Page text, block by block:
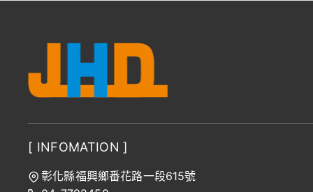
[ INFOMATION ]
彰化縣福興鄉番花路一段615號